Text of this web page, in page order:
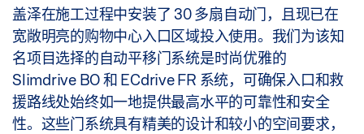
盖泽在施工过程中安装了 30 多扇自动门，且现已在
宽敞明亮的购物中心入口区域投入使用。我们为该知
名项目选择的自动平移门系统是时尚优雅的
Slimdrive BO 和 ECdrive FR 系统，可确保入口和救
援路线处始终如一地提供最高水平的可靠性和安全
性。这些门系统具有精美的设计和较小的空间要求，